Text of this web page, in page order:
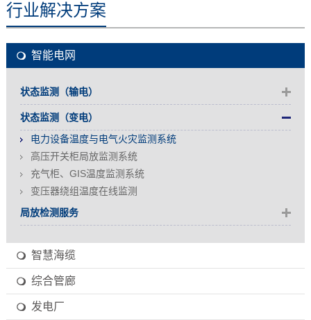
行业解决方案
智能电网
状态监测（输电）
状态监测（变电）
电力设备温度与电气火灾监测系统
高压开关柜局放监测系统
充气柜、GIS温度监测系统
变压器绕组温度在线监测
局放检测服务
智慧海缆
综合管廊
发电厂